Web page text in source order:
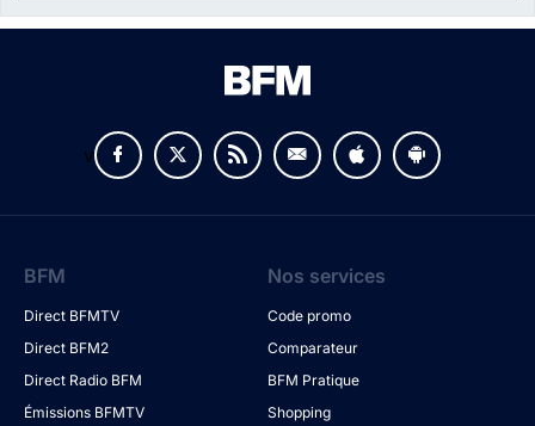
v
BFM
Direct BFMTV
Direct BFM2
Direct Radio BFM
Émissions BFMTV
Nos services
Code promo
Comparateur
BFM Pratique
Shopping